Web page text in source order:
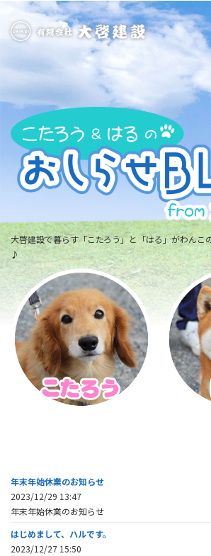
大啓建設で暮らす「こたろう」と「はる」がわんこ
♪
年末年始休業のお知らせ
2023/12/29 13:47
年末年始休業のお知らせ
はじめまして、ハルです。
2023/12/27 15:50